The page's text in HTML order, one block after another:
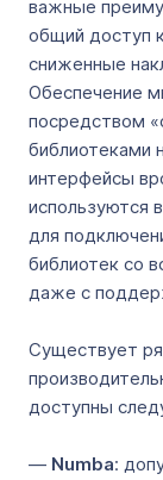
важные
общий доступ
сниженные
Обеспечение
посредством
библиотеками
интерфейсы
используются
для
библиотек со
даже с
Существует
доступны
— Numba: